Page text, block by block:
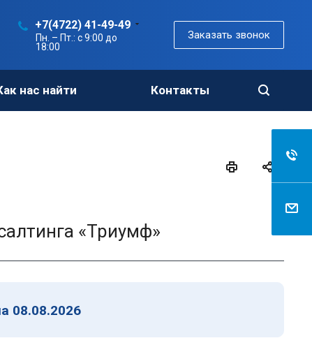
+7(4722) 41-49-49
Пн. – Пт.: с 9:00 до
18:00
Заказать звонок
нас найти Контакты
«Триумф»
08.08.2026